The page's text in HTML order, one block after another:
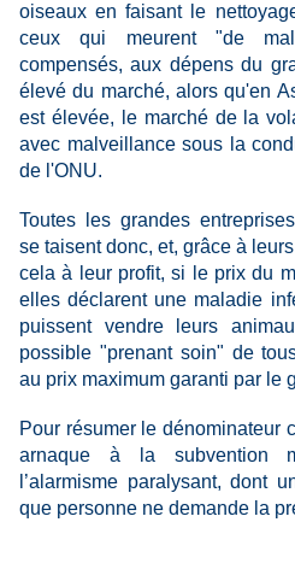
oiseaux en faisant le
ceux qui meurent "de
compensés, aux dépens du
élevé du marché, alors qu'en
est élevée, le marché de la
avec malveillance sous la
de l'ONU.
Toutes les grandes
se taisent donc, et, grâce à
cela à leur profit, si le prix du
elles déclarent une maladie
puissent vendre leurs
possible "prenant soin" de
au prix maximum garanti par le
Pour résumer le dénominateur
arnaque à la subvention
l’alarmisme paralysant, dont
que personne ne demande la